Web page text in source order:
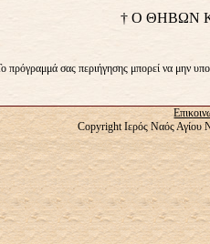
† Ο ΘΗΒΩΝ
Copyright Ιερός Ναός Αγίου